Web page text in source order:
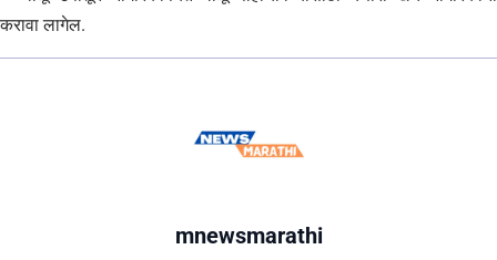
करावा लागेल.
mnewsmarathi